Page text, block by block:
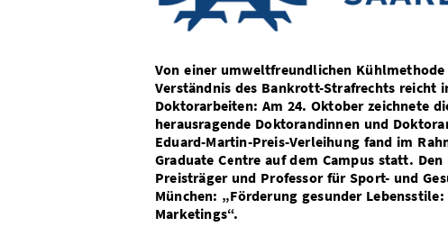
Von einer umweltfreundlichen
Verständnis des Bankrott-Strafrechts reicht
Doktorarbeiten: Am 24. Oktober zeichnete
herausragende Doktorandinnen und
Eduard-Martin-Preis-Verleihung fand im
Graduate Centre auf dem Campus statt.
Preisträger und Professor für Sport- und
München: „Förderung gesunder
Marketings“.